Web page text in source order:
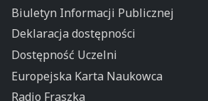
Biuletyn Informacji Publicznej
Deklaracja dostępności
Dostępność Uczelni
Europejska Karta Naukowca
Radio Fraszka